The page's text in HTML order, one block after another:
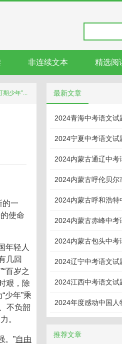
非连续文本 精选阅
期少年”...
的一
使命
年轻人
几回
百岁之
艰，除
少年”乘
不负韶
。
。”自由
最新文章
2024青海中考语文试
2024宁夏中考语文试
2024内蒙古通辽中考
2024内蒙古呼伦贝尔
2024内蒙古呼和浩特
2024内蒙古赤峰中考
2024内蒙古包头中考
2024辽宁中考语文试
2024江西中考语文试
2024年度感动中国人
推荐文章